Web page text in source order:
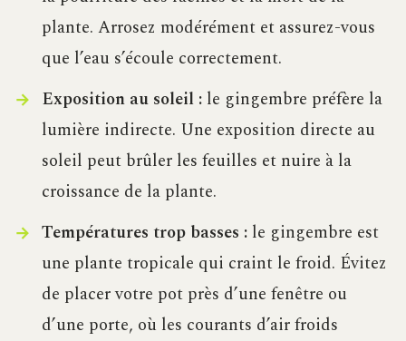
plante. Arrosez modérément et assurez-vous
que l’eau s’écoule correctement.
Exposition au soleil :le gingembre préfère la
lumière indirecte. Une exposition directe au
soleil peut brûler les feuilles et nuire à la
croissance de la plante.
Températures trop basses :le gingembre est
une plante tropicale qui craint le froid. Évitez
de placer votre pot près d’une fenêtre ou
d’une porte, où les courants d’air froids